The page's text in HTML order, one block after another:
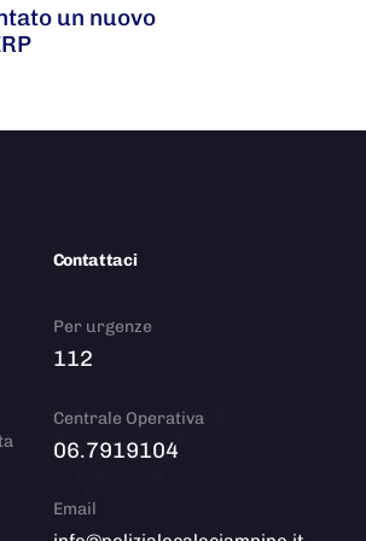
un nuovo
Contattaci
Per urgenze
112
Centrale Operativa
06.7919104
Email